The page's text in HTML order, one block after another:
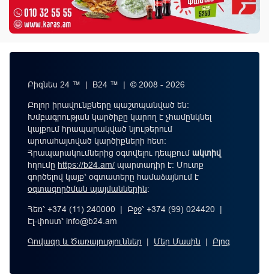
Բիզնես 24 ™ | B24 ™ | © 2008 - 2026
Բոլոր իրավունքները պաշտպանված են:
Խմբագրության կարծիքը կարող է չհամընկնել
կայքում հրապարակված նյութերում
արտահայտված կարծիքների հետ:
Հրապարակումներից օգտվելու դեպքումակտիվ
հղումը https://b24.am/ պարտադիր է: Մուտք
գործելով կայք՝ օգտատերը համաձայնում է
օգտագործման պայմաններին։
Հեռ՝ +374 (11) 240000 | Բջջ՝ +374 (99) 024420 |
Էլ-փոստ՝ info@b24.am
Գովազդ և Ծառայություններ | Մեր Մասին | Բլոգ